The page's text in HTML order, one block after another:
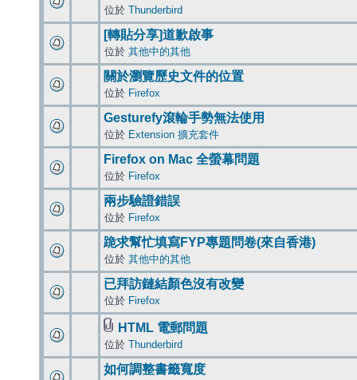
位於 Thunderbird
[轉貼分享]道歉啟事
位於 其他中的其他
關於瀏覽歷史文件的位置
位於 Firefox
Gesturefy滾輪手勢無法使用
位於 Extension 擴充套件
Firefox on Mac 全螢幕問題
位於 Firefox
兩步驗證錯誤
位於 Firefox
跪求幫忙填寫FYP專題問卷(來自香港)
位於 其他中的其他
已拜訪鏈結顏色沒有改變
位於 Firefox
HTML 電郵問題
位於 Thunderbird
如何調整書籤寬度